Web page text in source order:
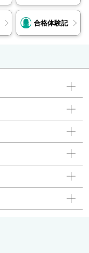
合格体験記